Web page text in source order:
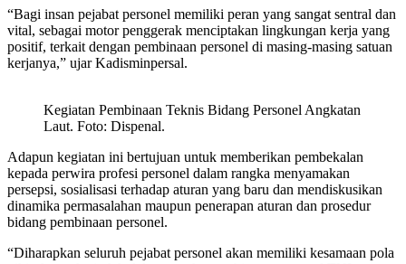
“Bagi insan pejabat personel memiliki peran yang sangat sentral dan
vital, sebagai motor penggerak menciptakan lingkungan kerja yang
positif, terkait dengan pembinaan personel di masing-masing satuan
kerjanya,” ujar Kadisminpersal.
Kegiatan Pembinaan Teknis Bidang Personel Angkatan
Laut. Foto: Dispenal.
Adapun kegiatan ini bertujuan untuk memberikan pembekalan
kepada perwira profesi personel dalam rangka menyamakan
persepsi, sosialisasi terhadap aturan yang baru dan mendiskusikan
dinamika permasalahan maupun penerapan aturan dan prosedur
bidang pembinaan personel.
“Diharapkan seluruh pejabat personel akan memiliki kesamaan pola